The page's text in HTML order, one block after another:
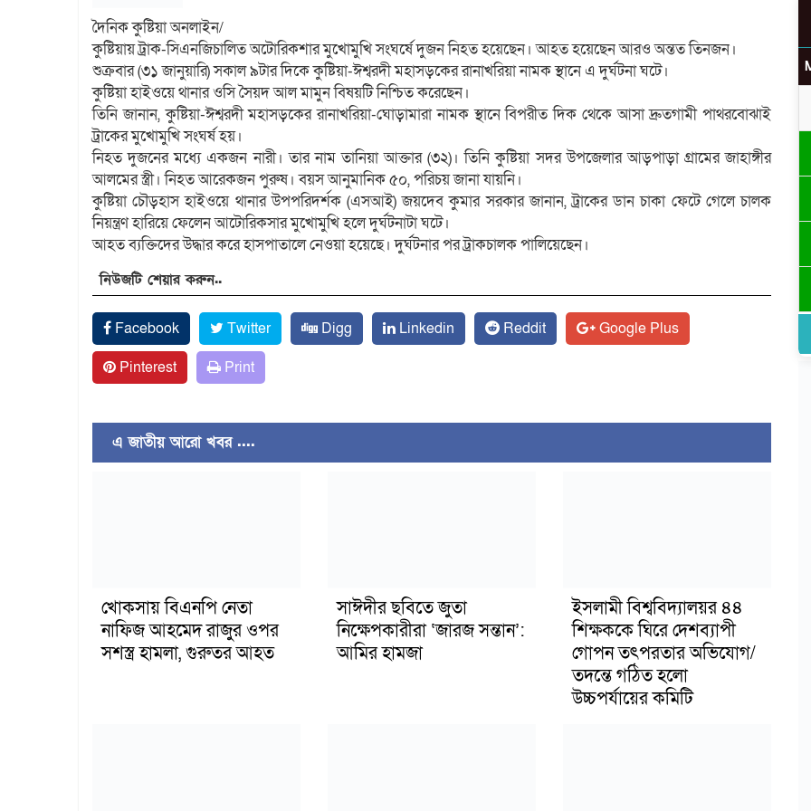
দৈনিক কুষ্টিয়া অনলাইন/
কুষ্টিয়ায় ট্রাক-সিএনজিচালিত অটোরিকশার মুখোমুখি সংঘর্ষে দুজন নিহত হয়েছেন। আহত হয়েছেন আরও অন্তত তিনজন।
শুক্রবার (৩১ জানুয়ারি) সকাল ৯টার দিকে কুষ্টিয়া-ঈশ্বরদী মহাসড়কের রানাখরিয়া নামক স্থানে এ দুর্ঘটনা ঘটে।
কুষ্টিয়া হাইওয়ে থানার ওসি সৈয়দ আল মামুন বিষয়টি নিশ্চিত করেছেন।
তিনি জানান, কুষ্টিয়া-ঈশ্বরদী মহাসড়কের রানাখরিয়া-ঘোড়ামারা নামক স্থানে বিপরীত দিক থেকে আসা দ্রুতগামী পাথরবোঝাই
ট্রাকের মুখোমুখি সংঘর্ষ হয়।
নিহত দুজনের মধ্যে একজন নারী। তার নাম তানিয়া আক্তার (৩২)। তিনি কুষ্টিয়া সদর উপজেলার আড়পাড়া গ্রামের জাহাঙ্গীর
আলমের স্ত্রী। নিহত আরেকজন পুরুষ। বয়স আনুমানিক ৫০, পরিচয় জানা যায়নি।
কুষ্টিয়া চৌড়হাস হাইওয়ে থানার উপপরিদর্শক (এসআই) জয়দেব কুমার সরকার জানান, ট্রাকের ডান চাকা ফেটে গেলে চালক
নিয়ন্ত্রণ হারিয়ে ফেলেন আটোরিকসার মুখোমুখি হলে দুর্ঘটনাটা ঘটে।
আহত ব্যক্তিদের উদ্ধার করে হাসপাতালে নেওয়া হয়েছে। দুর্ঘটনার পর ট্রাকচালক পালিয়েছেন।
নিউজটি শেয়ার করুন..
Facebook Twitter Digg Linkedin Reddit
Google Plus
Pinterest
Print
এ জাতীয় আরো খবর ....
খোকসায় বিএনপি নেতা
নাফিজ আহমেদ রাজুর ওপর
সশস্ত্র হামলা, গুরুতর আহত
সাঈদীর ছবিতে জুতা
নিক্ষেপকারীরা ‘জারজ সন্তান’:
আমির হামজা
ইসলামী বিশ্ববিদ্যালয়র ৪৪
শিক্ষককে ঘিরে দেশব্যাপী
গোপন তৎপরতার অভিযোগ/
তদন্তে গঠিত হলো
উচ্চপর্যায়ের কমিটি